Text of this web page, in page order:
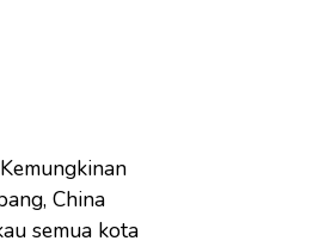
China
semua kota